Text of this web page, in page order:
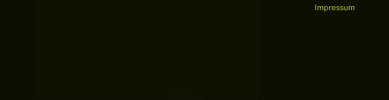
Impressum